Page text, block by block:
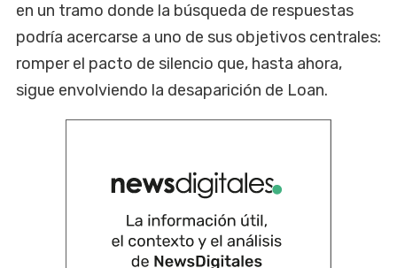
en un tramo donde la búsqueda de respuestas
podría acercarse a uno de sus objetivos centrales:
romper el pacto de silencio que, hasta ahora,
sigue envolviendo la desaparición de Loan.